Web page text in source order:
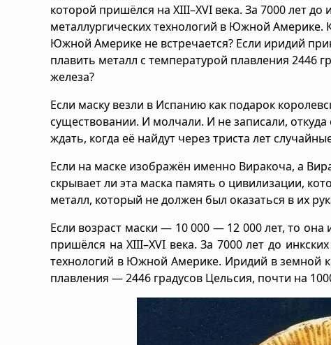
которой пришёлся на XIII–XVI века. За 7000 лет
металлургических технологий в Южной
Южной Америке не встречается? Если иридий
плавить металл с температурой плавления 2446
железа?
Если маску везли в Испанию как подарок
существовании. И молчали. И не записали,
ждать, когда её найдут через триста лет
Если на маске изображён именно Виракоча, а
скрывает ли эта маска память о цивилизации,
металл, который не должен был оказаться в их
Если возраст маски — 10 000 — 12 000 лет, то она
пришёлся на XIII–XVI века. За 7000 лет до
технологий в Южной Америке. Иридий в земной
плавления — 2446 градусов Цельсия, почти на